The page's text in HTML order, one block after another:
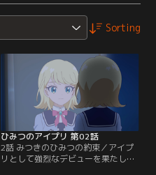
Sorting
ひみつのアイプリ 第02話
2話 みつきのひみつの約束／アイプ
リとして強烈なデビューを果たした